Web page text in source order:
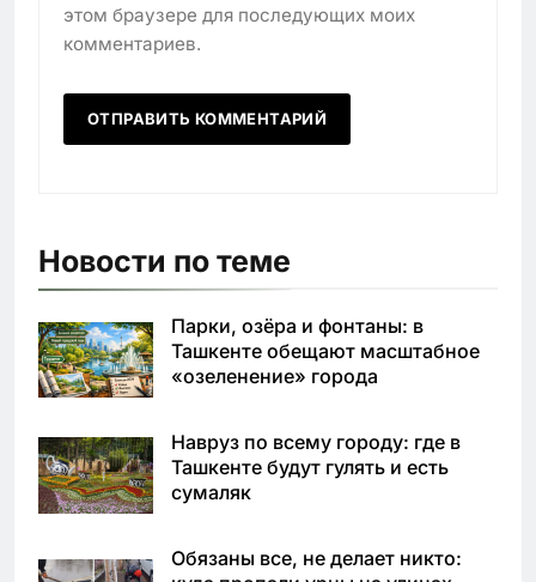
этом браузере для последующих моих
комментариев.
Новости по теме
Парки, озёра и фонтаны: в
Ташкенте обещают масштабное
«озеленение» города
Навруз по всему городу: где в
Ташкенте будут гулять и есть
сумаляк
Обязаны все, не делает никто: